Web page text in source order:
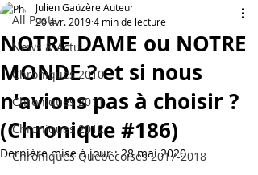
All Posts
News & Actu
Chroniques 2010
Chroniques 2011
Chroniques 2012
Chroniques Québécoises 2017-2018
NOTRE DAME ou NOTRE
MONDE ? et si nous
n'avions pas à choisir ?
(Chronique #186)
Julien Gaüzère Auteur
20 avr. 20194 min de lecture
Dernière mise à jour :28 mai 2020